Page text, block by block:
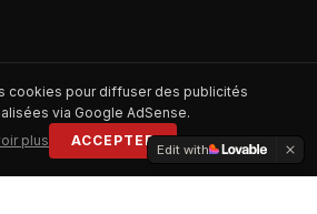
cookies pour diffuser des publicités
via Google AdSense.
plus
ACCEPTER
Edit with